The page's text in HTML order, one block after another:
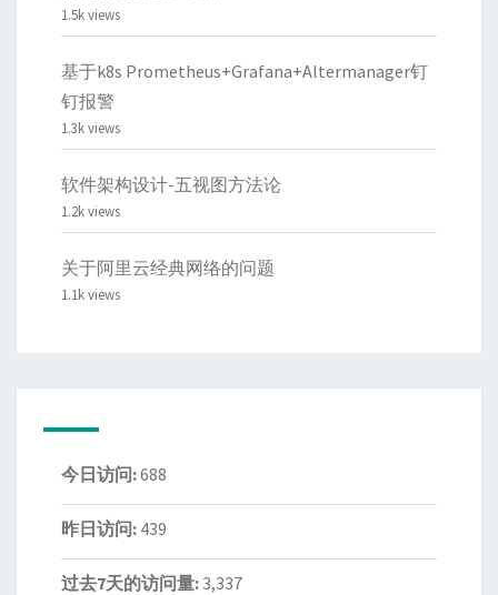
1.5k views
基于k8s Prometheus+Grafana+Altermanager钉
钉报警
1.3k views
软件架构设计-五视图方法论
1.2k views
关于阿里云经典网络的问题
1.1k views
今日访问:688
昨日访问: 439
过去7天的访问量: 3,337